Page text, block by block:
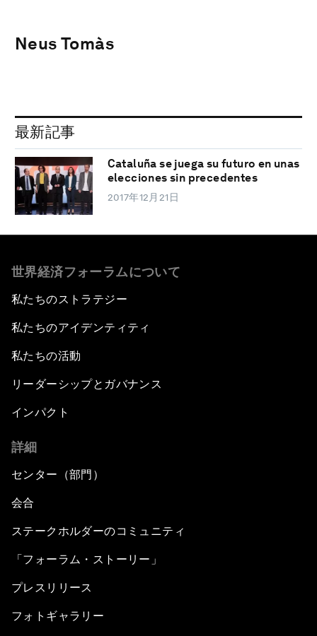
Neus Tomàs
最新記事
Cataluña se juega su futuro en unas
elecciones sin precedentes
2017年12月21日
世界経済フォーラムについて
私たちのストラテジー
私たちのアイデンティティ
私たちの活動
リーダーシップとガバナンス
インパクト
詳細
センター（部門）
会合
ステークホルダーのコミュニティ
「フォーラム・ストーリー」
プレスリリース
フォトギャラリー